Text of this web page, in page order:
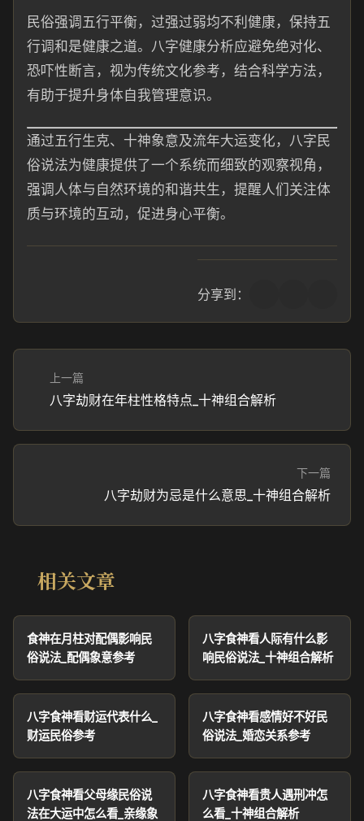
民俗强调五行平衡，过强过弱均不利健康，保持五
行调和是健康之道。八字健康分析应避免绝对化、
恐吓性断言，视为传统文化参考，结合科学方法，
有助于提升身体自我管理意识。
通过五行生克、十神象意及流年大运变化，八字民
俗说法为健康提供了一个系统而细致的观察视角，
强调人体与自然环境的和谐共生，提醒人们关注体
质与环境的互动，促进身心平衡。
分享到：
上一篇
八字劫财在年柱性格特点_十神组合解析
下一篇
八字劫财为忌是什么意思_十神组合解析
相关文章
食神在月柱对配偶影响民
俗说法_配偶象意参考
八字食神看人际有什么影
响民俗说法_十神组合解析
八字食神看财运代表什么_
财运民俗参考
八字食神看感情好不好民
俗说法_婚恋关系参考
八字食神看父母缘民俗说
法在大运中怎么看_亲缘象
八字食神看贵人遇刑冲怎
么看_十神组合解析